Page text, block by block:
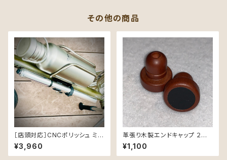
その他の商品
［店頭対応］CNCポリッシュ ミニ
ポンプ for MINIVELO
¥3,960
革張り木製エンドキャップ ２個
セット
¥1,100